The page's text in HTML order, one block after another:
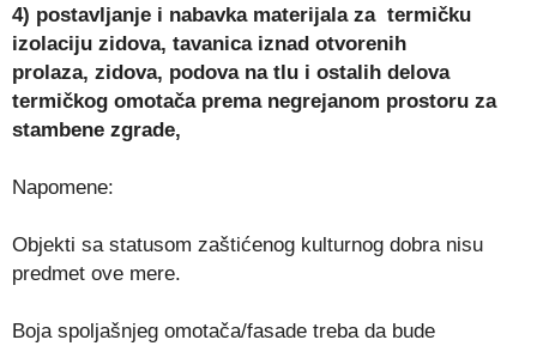
4) postavljanje i nabavka materijala za termičku
izolaciju zidova, tavanica iznad otvorenih
prolaza, zidova, podova na tlu i ostalih delova
termičkog omotača prema negrejanom prostoru za
stambene zgrade,
Napomene:
Objekti sa statusom zaštićenog kulturnog dobra nisu
predmet ove mere.
Boja spoljašnjeg omotača/fasade treba da bude